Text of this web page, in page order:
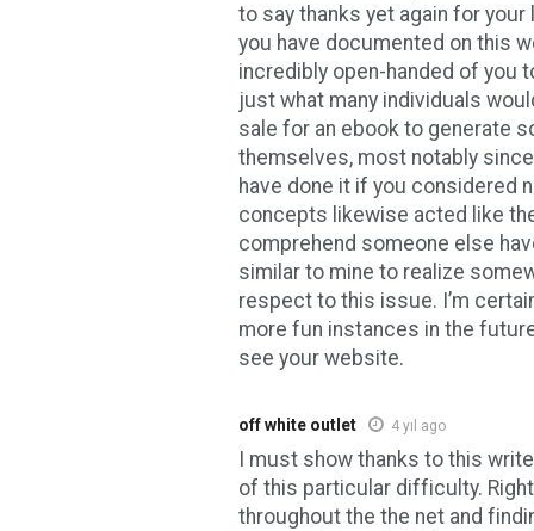
to say thanks yet again for
you have documented on this
incredibly open-handed of you
just what many individuals
sale for an ebook to generate
themselves, most notably
have done it if you considered
concepts likewise acted like
comprehend someone else
similar to mine to realize
respect to this issue. I’m
more fun instances in the
see your website.
off white outlet 4 yıl ago
I must show thanks to this
of this particular difficulty.
throughout the the net and